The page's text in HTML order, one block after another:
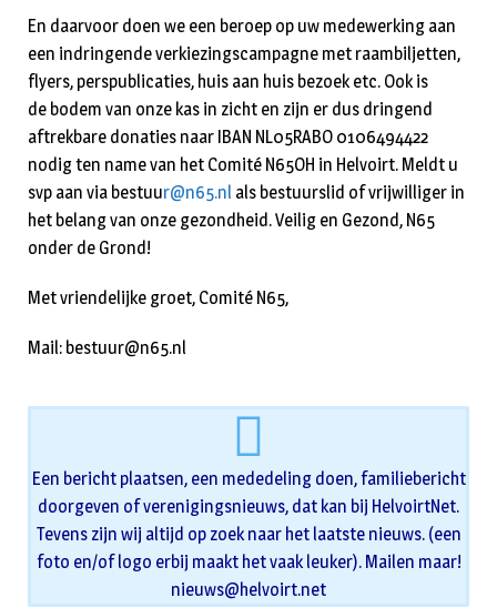
En daarvoor doen we een beroep op uw medewerking aan
een indringende verkiezingscampagne met raambiljetten,
flyers, perspublicaties, huis aan huis bezoek etc. Ook is
de bodem van onze kas in zicht en zijn er dus dringend
aftrekbare donaties naar IBAN NL05RABO 0106494422
nodig ten name van het Comité N65OH in Helvoirt. Meldt u
svp aan via bestuur@n65.nl als bestuurslid of vrijwilliger in
het belang van onze gezondheid. Veilig en Gezond, N65
onder de Grond!
Met vriendelijke groet, Comité N65,
Mail: bestuur@n65.nl
Een bericht plaatsen, een mededeling doen, familiebericht
doorgeven of verenigingsnieuws, dat kan bij HelvoirtNet.
Tevens zijn wij altijd op zoek naar het laatste nieuws. (een
foto en/of logo erbij maakt het vaak leuker). Mailen maar!
nieuws@helvoirt.net